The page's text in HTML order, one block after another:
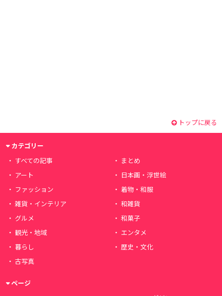
トップに戻る
カテゴリー
すべての記事
まとめ
アート
日本画・浮世絵
ファッション
着物・和服
雑貨・インテリア
和雑貨
グルメ
和菓子
観光・地域
エンタメ
暮らし
歴史・文化
古写真
ページ